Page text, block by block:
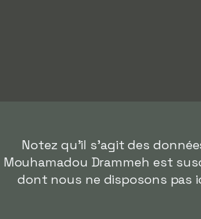
Notez qu'il s'agit des
Mouhamadou Drammeh est
dont nous ne disposons pas